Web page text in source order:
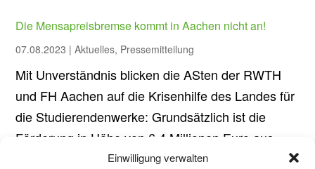
Einwilligung verwalten
Die Mensapreisbremse kommt in Aachen nicht an!
07.08.2023 |Aktuelles, Pressemitteilung
Mit Unverständnis blicken die ASten der RWTH
und FH Aachen auf die Krisenhilfe des Landes für
die Studierendenwerke: Grundsätzlich ist die
Förderung in Höhe von 6,4 Millionen Euro aus
dem Sondervermögen “Krisenbewältigung”